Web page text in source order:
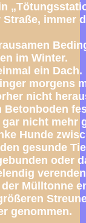
immer
im Winter.
ein Dach.
morgens
nicht
Betonboden
gar nicht mehr
Hunde
gesunde
oder
Mülltonne
genommen.